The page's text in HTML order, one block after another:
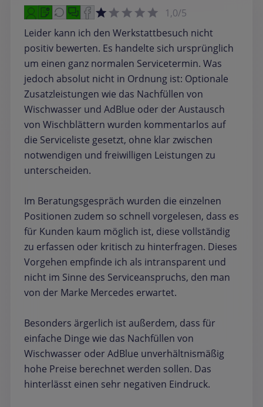
1,0/5
Leider kann ich den Werkstattbesuch nicht
positiv bewerten. Es handelte sich ursprünglich
um einen ganz normalen Servicetermin. Was
jedoch absolut nicht in Ordnung ist: Optionale
Zusatzleistungen wie das Nachfüllen von
Wischwasser und AdBlue oder der Austausch
von Wischblättern wurden kommentarlos auf
die Serviceliste gesetzt, ohne klar zwischen
notwendigen und freiwilligen Leistungen zu
unterscheiden.
Im Beratungsgespräch wurden die einzelnen
Positionen zudem so schnell vorgelesen, dass es
für Kunden kaum möglich ist, diese vollständig
zu erfassen oder kritisch zu hinterfragen. Dieses
Vorgehen empfinde ich als intransparent und
nicht im Sinne des Serviceanspruchs, den man
von der Marke Mercedes erwartet.
Besonders ärgerlich ist außerdem, dass für
einfache Dinge wie das Nachfüllen von
Wischwasser oder AdBlue unverhältnismäßig
hohe Preise berechnet werden sollen. Das
hinterlässt einen sehr negativen Eindruck.